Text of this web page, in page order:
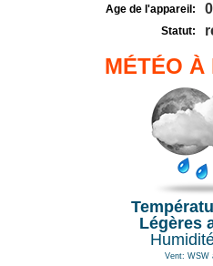
Age de l'appareil:
Statut:
MÉTÉO À
Légères
Vent: WSW